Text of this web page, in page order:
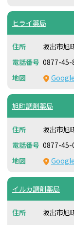
ヒライ薬局
坂出市旭
0877-45-
旭町調剤薬局
坂出市旭
0877-45-
イルカ調剤薬局
坂出市旭